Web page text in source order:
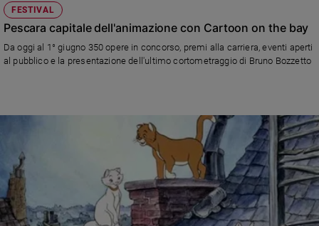
Papa
Chiesa
e
Santi
Devozione
fede
Parola
FESTIVAL
Pescara capitale dell'animazione con Cartoon on the bay
Da oggi al 1° giugno 350 opere in concorso, premi alla carriera, eventi aperti
al pubblico e la presentazione dell'ultimo cortometraggio di Bruno Bozzetto